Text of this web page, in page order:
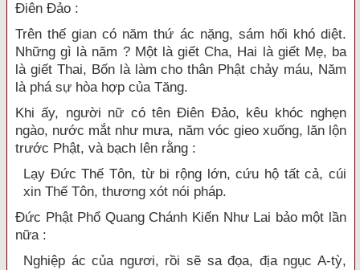
Điên Đảo :
Trên thế gian có năm thứ ác nặng, sám hối khó diệt.
Những gì là năm ? Một là giết Cha, Hai là giết Mẹ, ba
là giết Thai, Bốn là làm cho thân Phật chảy máu, Năm
là phá sự hòa hợp của Tăng.
Khi ấy, người nữ có tên Điên Đảo, kêu khóc nghẹn
ngào, nước mắt như mưa, năm vóc gieo xuống, lăn lộn
trước Phật, và bạch lên rằng :
Lạy Đức Thế Tôn, từ bi rộng lớn, cứu hộ tất cả, cúi
xin Thế Tôn, thương xót nói pháp.
Đức Phật Phổ Quang Chánh Kiến Như Lai bảo một lần
nữa :
Nghiệp ác của ngươi, rồi sẽ sa đọa, địa ngục A-tỳ,